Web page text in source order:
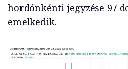
hordónkénti jegyzése 97
emelkedik.